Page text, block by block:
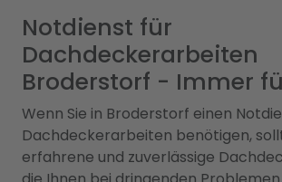
Notdienst für
Dachdeckerarbeiten
Broderstorf - Immer
Wenn Sie in Broderstorf einen
Dachdeckerarbeiten benötigen,
erfahrene und zuverlässige